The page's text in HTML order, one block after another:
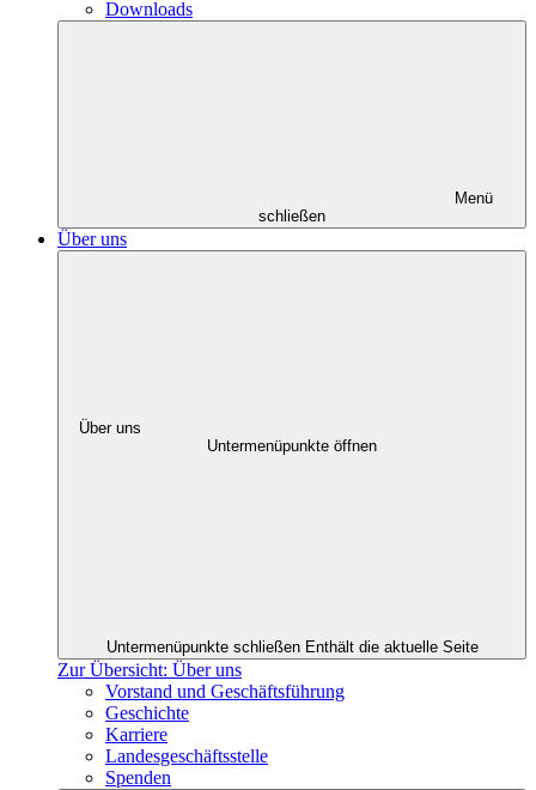
Downloads
Menü
schließen
Über uns
Über uns
Untermenüpunkte öffnen
Untermenüpunkte schließen Enthält die aktuelle Seite
Zur Übersicht: Über uns
Vorstand und Geschäftsführung
Geschichte
Karriere
Landesgeschäftsstelle
Spenden